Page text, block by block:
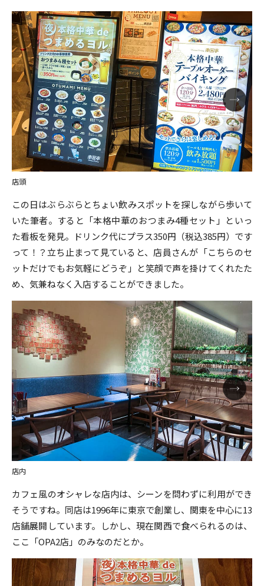
店頭
この日はぶらぶらとちょい飲みスポットを探しながら歩いて
いた筆者。すると「本格中華のおつまみ4種セット」といっ
た看板を発見。ドリンク代にプラス350円（税込385円）です
って！？立ち止まって見ていると、店員さんが「こちらのセ
ットだけでもお気軽にどうぞ」と笑顔で声を掛けてくれたた
め、気兼ねなく入店することができました。
店内
カフェ風のオシャレな店内は、シーンを問わずに利用ができ
そうですね。同店は1996年に東京で創業し、関東を中心に13
店舗展開しています。しかし、現在関西で食べられるのは、
ここ「OPA2店」のみなのだとか。